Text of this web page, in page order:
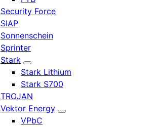
Security Force
SIAP
Sonnenschein
Sprinter
Stark
Stark Lithium
Stark S700
TROJAN
Vektor Energy
VPbC